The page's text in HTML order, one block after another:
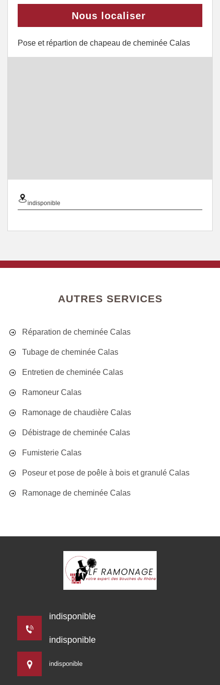
Nous localiser
Pose et répartion de chapeau de cheminée Calas
indisponible
AUTRES SERVICES
Réparation de cheminée Calas
Tubage de cheminée Calas
Entretien de cheminée Calas
Ramoneur Calas
Ramonage de chaudière Calas
Débistrage de cheminée Calas
Fumisterie Calas
Poseur et pose de poêle à bois et granulé Calas
Ramonage de cheminée Calas
indisponible
indisponible
indisponible